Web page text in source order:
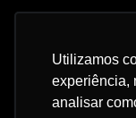
Utilizamos
experiência,
analisar
Utilizamos
experiência,
analisar